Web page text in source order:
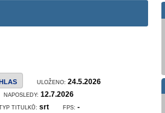
ULOŽENO: 24.5.2026
NAPOSLEDY: 12.7.2026
TITULKŮ: srt FPS: -